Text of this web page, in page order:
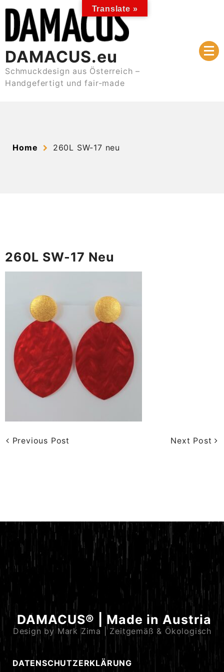
content
DAMACUS.eu
Schmuckdesign aus Österreich –
Handgefertigt und fair-made
Home 260L SW-17 neu
260L SW-17 Neu
Previous Post Next Post
DAMACUS® | Made in Austria
Design by Mark Zima | Zeitgemäß & Ökologisch
DATENSCHUTZERKLÄRUNG
Translate »